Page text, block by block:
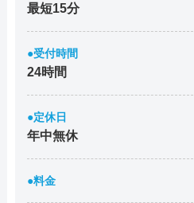
最短15分
●受付時間
24時間
●定休日
年中無休
●料金